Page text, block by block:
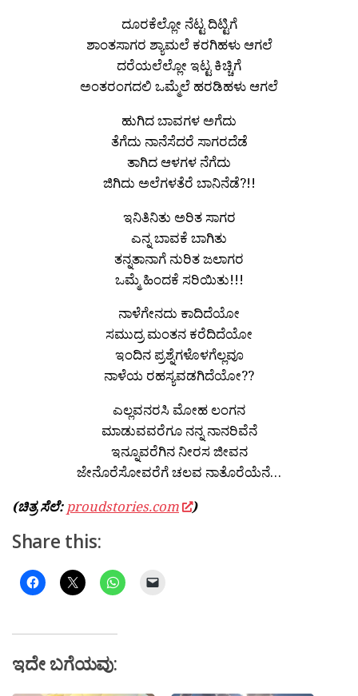
ದೂರಕೆಲ್ಲೋ ನೆಟ್ಟ ದಿಟ್ಟಿಗೆ
ಶಾಂತಸಾಗರ ಶ್ಯಾಮಲೆ ಕರಗಿಹಳು ಆಗಲೆ
ದರೆಯಲೆಲ್ಲೋ ಇಟ್ಟ ಕಿಚ್ಚಿಗೆ
ಅಂತರಂಗದಲಿ ಒಮ್ಮೆಲೆ ಹರಡಿಹಳು ಆಗಲೆ
ಹುಗಿದ ಬಾವಗಳ ಅಗೆದು
ತೆಗೆದು ನಾನೆಸೆದರೆ ಸಾಗರದೆಡೆ
ತಾಗಿದ ಆಳಗಳ ನೆಗೆದು
ಜಿಗಿದು ಅಲೆಗಳತೆರೆ ಬಾನಿನೆಡೆ?!!
ಇನಿತಿನಿತು ಅರಿತ ಸಾಗರ
ಎನ್ನ ಬಾವಕೆ ಬಾಗಿತು
ತನ್ನತಾನಾಗೆ ನುರಿತ ಜಲಾಗರ
ಒಮ್ಮೆ ಹಿಂದಕೆ ಸರಿಯಿತು!!!
ನಾಳೆಗೇನದು ಕಾದಿದೆಯೋ
ಸಮುದ್ರ ಮಂತನ ಕರೆದಿದೆಯೋ
ಇಂದಿನ ಪ್ರಶ್ನೆಗಳೊಳಗೆಲ್ಲವೂ
ನಾಳೆಯ ರಹಸ್ಯವಡಗಿದೆಯೋ??
ಎಲ್ಲವನರಸಿ ಮೋಹ ಲಂಗನ
ಮಾಡುವವರೆಗೂ ನನ್ನ ನಾನರಿವೆನೆ
ಇನ್ನೂವರೆಗಿನ ನೀರಸ ಜೀವನ
ಜೇನೊರೆಸೋವರೆಗೆ ಚಲವ ನಾತೊರೆಯೆನೆ…
(ಚಿತ್ರ ಸೆಲೆ: proudstories.com )
Share this:
ಇದೇ ಬಗೆಯವು: